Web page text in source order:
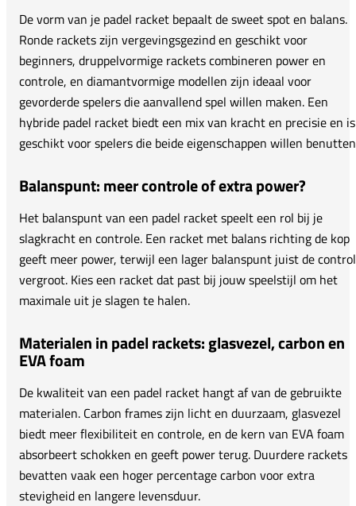
De vorm van je padel racket bepaalt de sweet spot en balans.
Ronde rackets zijn vergevingsgezind en geschikt voor
beginners, druppelvormige rackets combineren power en
controle, en diamantvormige modellen zijn ideaal voor
gevorderde spelers die aanvallend spel willen maken. Een
hybride padel racket biedt een mix van kracht en precisie en is
geschikt voor spelers die beide eigenschappen willen
Balanspunt: meer controle of extra power?
Het balanspunt van een padel racket speelt een rol bij je
slagkracht en controle. Een racket met balans richting de kop
geeft meer power, terwijl een lager balanspunt juist de
vergroot. Kies een racket dat past bij jouw speelstijl om het
maximale uit je slagen te halen.
Materialen in padel rackets: glasvezel, carbon en
EVA foam
De kwaliteit van een padel racket hangt af van de gebruikte
materialen. Carbon frames zijn licht en duurzaam, glasvezel
biedt meer flexibiliteit en controle, en de kern van EVA foam
absorbeert schokken en geeft power terug. Duurdere rackets
bevatten vaak een hoger percentage carbon voor extra
stevigheid en langere levensduur.